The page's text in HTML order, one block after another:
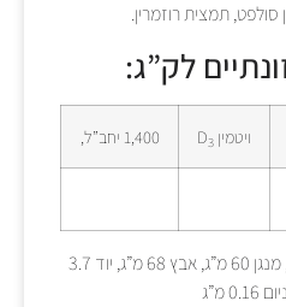
סולפט, תמצית רוזמרין.
לק”ג:
ויטמין D 3 1,400 יחב”ל,
נחושת 15 מ”ג, ברזל 30 מ”ג, מנגן 60 מ”ג, אבץ 68 מ”ג, יוד 3.7
מ”ג